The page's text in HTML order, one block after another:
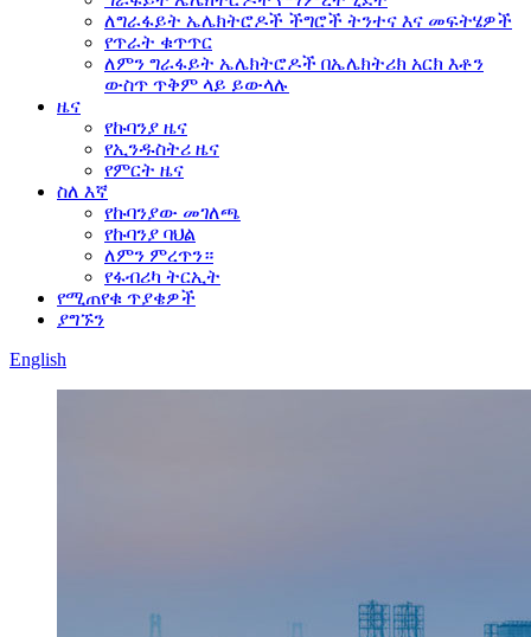
ለግራፋይት ኤሌክትሮዶች ችግሮች ትንተና እና መፍትሄዎች
የጥራት ቁጥጥር
ለምን ግራፋይት ኤሌክትሮዶች በኤሌክትሪክ አርክ እቶን
ውስጥ ጥቅም ላይ ይውላሉ
ዜና
የኩባንያ ዜና
የኢንዱስትሪ ዜና
የምርት ዜና
ስለ እኛ
የኩባንያው መገለጫ
የኩባንያ ባህል
ለምን ምረጥን።
የፋብሪካ ትርኢት
የሚጠየቁ ጥያቄዎች
ያግኙን
English